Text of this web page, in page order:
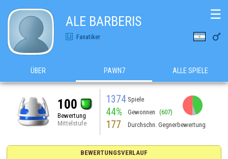
ALE BARBERIS
Fanatiker 
☰
ÜBER PAWN7 ALLE SPIELE
100
Bewertung
Mittelstufe
1374 Spiele
44% Gewonnen (607)
177 Durchschn. Gegnerbewertung
BEWERTUNGSVERLAUF